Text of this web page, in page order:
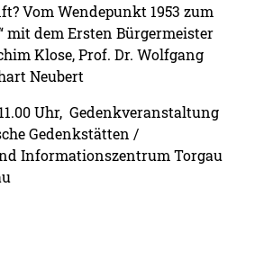
Vom Wendepunkt 1953 zum
mit dem Ersten Bürger­meister
Klose, Prof. Dr. Wolfgang
Neubert
Uhr, Gedenkveranstaltung
Gedenk­stätten /
Informationszentrum Torgau